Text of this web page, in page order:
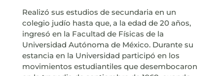
Realizó sus estudios de secundaria en un
colegio judío hasta que, a la edad de 20 años,
ingresó en la Facultad de Físicas de la
Universidad Autónoma de México. Durante su
estancia en la Universidad participó en los
movimientos estudiantiles que desembocaron